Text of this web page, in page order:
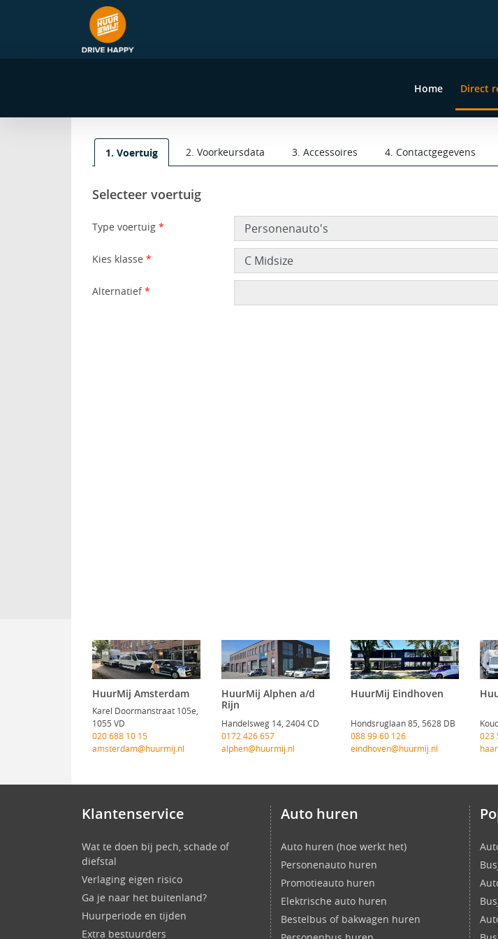
Home Direct
1. Voertuig 2. Voorkeursdata 3. Accessoires 4. Contactgegevens
Selecteer voertuig
Type voertuig *
Kies klasse *
Alternatief*
HuurMij Amsterdam
Karel Doormanstraat 105e,
1055 VD
020 688 10 15
amsterdam@huurmij.nl
HuurMij Alphen a/d
Rijn
Handelsweg 14, 2404 CD
0172 426 657
alphen@huurmij.nl
HuurMij Eindhoven
Hondsruglaan 85, 5628 DB
088 99 60 126
eindhoven@huurmij.nl
023
Klantenservice
Wat te doen bij pech, schade of
diefstal
Verlaging eigen risico
Ga je naar het buitenland?
Huurperiode en tijden
Extra bestuurders
Auto huren
Auto huren (hoe werkt het)
Personenauto huren
Promotieauto huren
Elektrische auto huren
Bestelbus of bakwagen huren